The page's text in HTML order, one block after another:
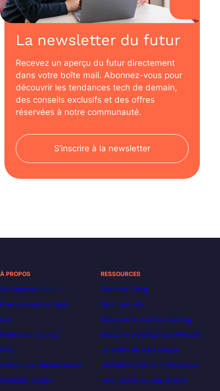
La newsletter du futur
Recevez un aperçu du futur directement
dans votre boîte mail. Abonnez-vous pour
découvrir les tendances tech de demain,
des conseils exclusifs et des offres
réservées à notre communauté.
S’inscrire à la newsletter
À PROPOS
Qui sommes-nous ?
Financements et tarifs
Avis
Règlement intérieur
FAQ
Politique de confidentialité
Mentions légales
RESSOURCES
Decoded | Blog
Découvrir n8n
Découvrir le machine learning
Découvrir l’intelligence artificielle
Le métier de Data Analyst
Formation POEI en informatique
Découvrir le langage Python